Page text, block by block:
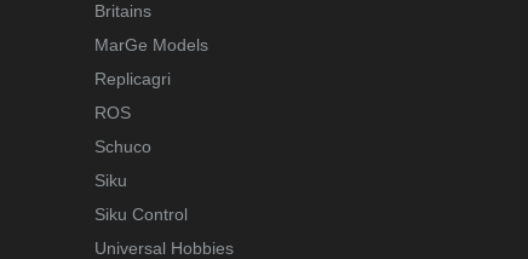
Britains
MarGe Models
Replicagri
ROS
Schuco
Siku
Siku Control
Universal Hobbies